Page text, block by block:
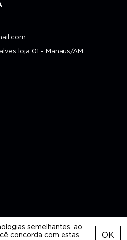
semelhantes, ao
concorda com estas
OK
loja 01 - Manaus/AM
Mamativa